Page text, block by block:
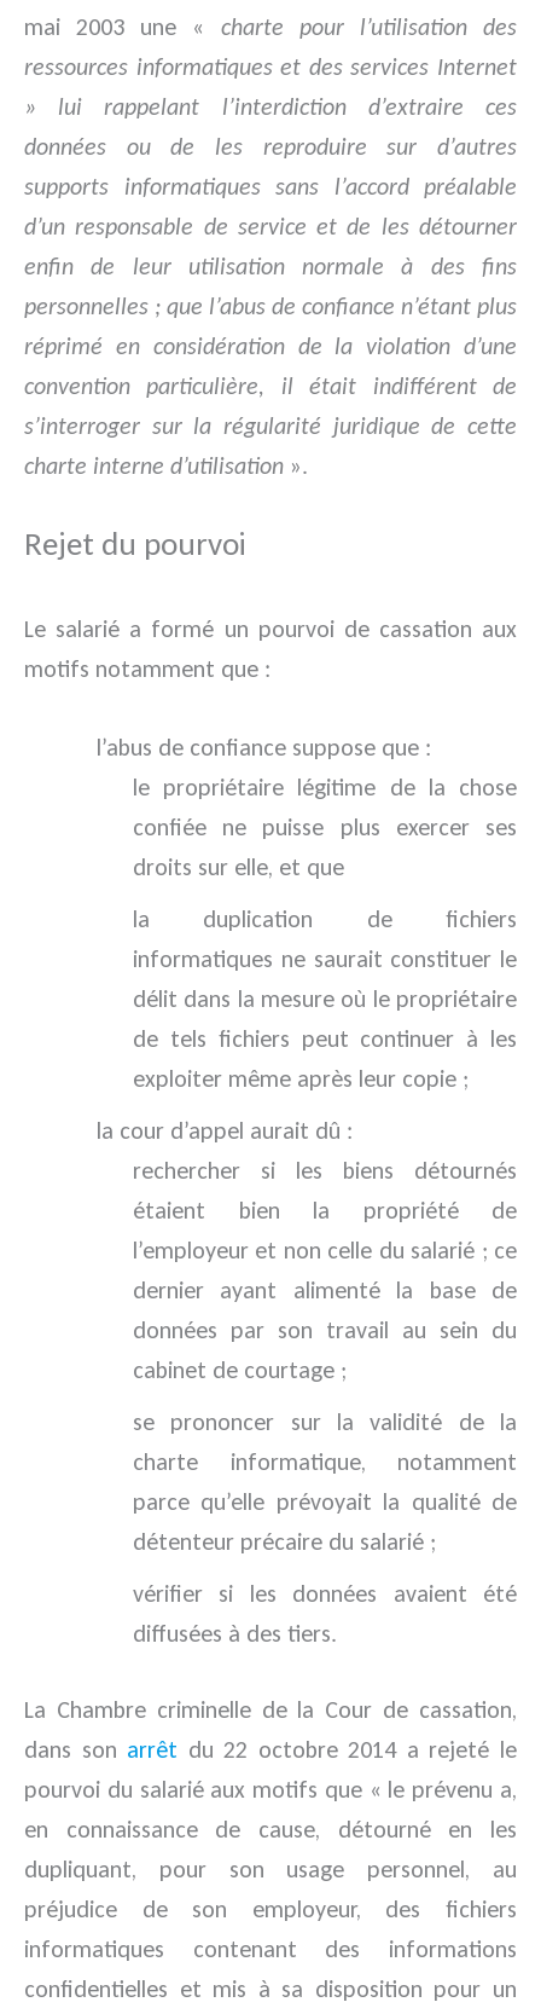
mai 2003 une « charte pour l’utilisation des
ressources informatiques et des services Internet
» lui rappelant l’interdiction d’extraire ces
données ou de les reproduire sur d’autres
supports informatiques sans l’accord préalable
d’un responsable de service et de les détourner
enfin de leur utilisation normale à des fins
personnelles ; que l’abus de confiance n’étant plus
réprimé en considération de la violation d’une
convention particulière, il était indifférent de
s’interroger sur la régularité juridique de cette
charte interne d’utilisation ».
Rejet du pourvoi
Le salarié a formé un pourvoi de cassation aux
motifs notamment que :
l’abus de confiance suppose que :
le propriétaire légitime de la chose
confiée ne puisse plus exercer ses
droits sur elle, et que
la duplication de fichiers
informatiques ne saurait constituer le
délit dans la mesure où le propriétaire
de tels fichiers peut continuer à les
exploiter même après leur copie ;
la cour d’appel aurait dû :
rechercher si les biens détournés
étaient bien la propriété de
l’employeur et non celle du salarié ; ce
dernier ayant alimenté la base de
données par son travail au sein du
cabinet de courtage ;
se prononcer sur la validité de la
charte informatique, notamment
parce qu’elle prévoyait la qualité de
détenteur précaire du salarié ;
vérifier si les données avaient été
diffusées à des tiers.
La Chambre criminelle de la Cour de cassation,
dans son arrêt du 22 octobre 2014 a rejeté le
pourvoi du salarié aux motifs que « le prévenu a,
en connaissance de cause, détourné en les
dupliquant, pour son usage personnel, au
préjudice de son employeur, des fichiers
informatiques contenant des informations
confidentielles et mis à sa disposition pour un